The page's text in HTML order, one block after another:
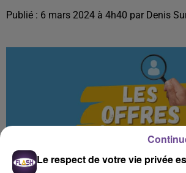
Publié : 6 mars 2024 à 4h40 par Denis
Le respect de votre vie privée